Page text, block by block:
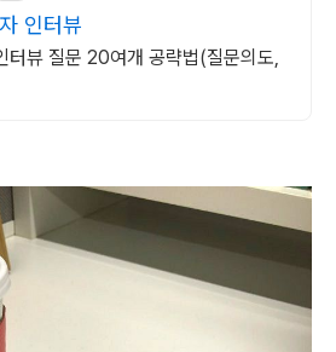
인터뷰
터뷰 질문 20여개 공략법(질문의도,